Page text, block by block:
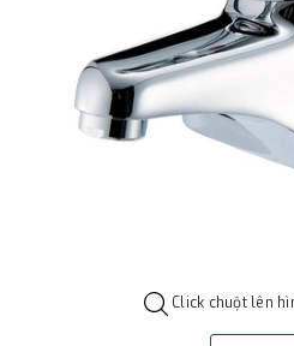
Click chuột lên